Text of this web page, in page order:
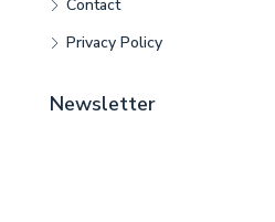
Contact
Privacy Policy
Newsletter